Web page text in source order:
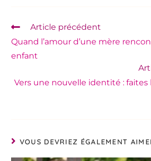
Article précédent
Quand l’amour d’une mère
enfant
Vers une nouvelle identité : faites
VOUS DEVRIEZ ÉGALEMENT